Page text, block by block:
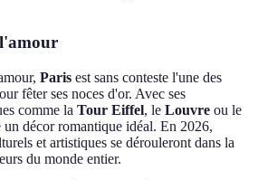
Paris est sans conteste l'une des
fêter ses noces d'or. Avec ses
comme la Tour Eiffel, le Louvre ou le
un décor romantique idéal. En 2026,
et artistiques se dérouleront dans la
du monde entier.